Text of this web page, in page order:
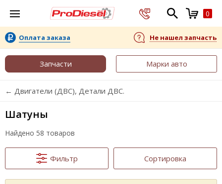
0
Оплата заказа Не нашел запчасть
Запчасти Марки авто
← Двигатели (ДВС), Детали ДВС.
Шатуны
Найдено 58 товаров
Фильтр Сортировка